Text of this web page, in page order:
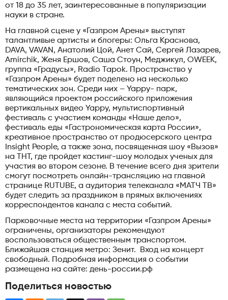
от 18 до 35 лет, заинтересованные в популяризации
науки в стране.
На главной сцене у «Газпром Арены» выступят
талантливые артисты и блогеры: Ольга Краснова,
DAVA, VAVAN, Анатолий Цой, Анет Сай, Сергей Лазарев,
Amirchik, Женя Ершов, Саша Стоун, Меджикул, OWEEK,
группа «Градусы», Radio Tapok. Пространство у
«Газпром Арены» будет поделено на несколько
тематических зон. Среди них – Yappy- парк,
являющийся проектом российского приложения
вертикальных видео Yappy, мультиспортивный
фестиваль с участием команды «Наше дело»,
фестиваль еды «Гастрономическая карта России»,
креативное пространство от продюсерского центра
Insight People, а также зона, посвященная шоу «Вызов»
на ТНТ, где пройдет кастинг-шоу молодых ученых для
участия во втором сезоне. В течение всего дня зрители
смогут посмотреть онлайн-трансляцию на главной
странице RUTUBE, а аудитория телеканала «МАТЧ ТВ»
будет следить за праздником в прямых включениях
корреспондентов канала с места событий.
Парковочные места на территории «Газпром Арены»
ограничены, организаторы рекомендуют
воспользоваться общественным транспортом.
Ближайшая станция метро: Зенит. Вход на концерт
свободный. Подробная информация о событии
размещена на сайте: день-россии.рф
Поделиться новостью